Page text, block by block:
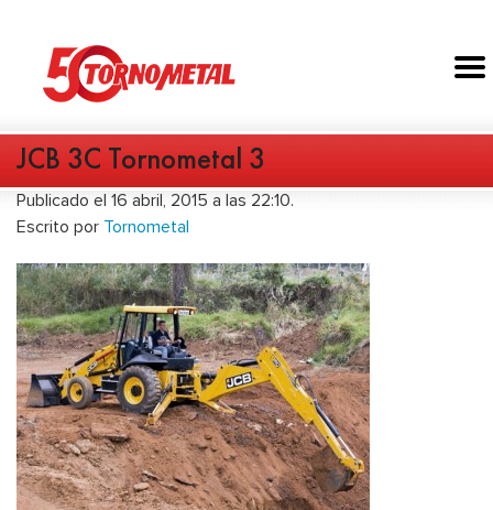
JCB 3C Tornometal 3
Publicado el 16 abril, 2015 a las 22:10.
Escrito por Tornometal